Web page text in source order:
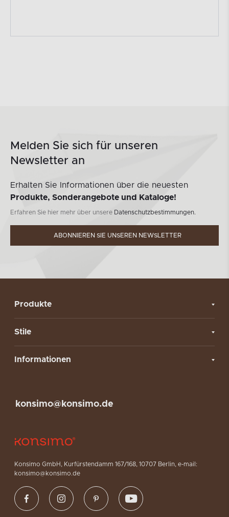
Melden Sie sich für unseren
Newsletter an
Erhalten Sie Informationen über die neuesten
Produkte, Sonderangebote und Kataloge!
Erfahren Sie hier mehr über unsere Datenschutzbestimmungen.
ABONNIEREN SIE UNSEREN NEWSLETTER
Produkte
Stile
Informationen
Konsimo GmbH, Kurfürstendamm 167/168, 10707 Berlin, e-mail:
konsimo@konsimo.de
konsimo@konsimo.de